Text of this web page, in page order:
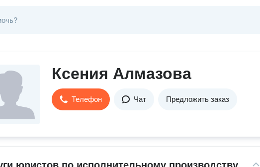
Ксения Алмазова
Телефон Чат Предложить заказ